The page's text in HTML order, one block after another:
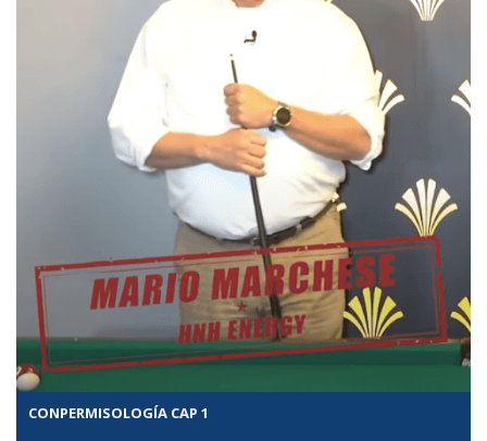
CONPERMISOLOGÍA CAP 1